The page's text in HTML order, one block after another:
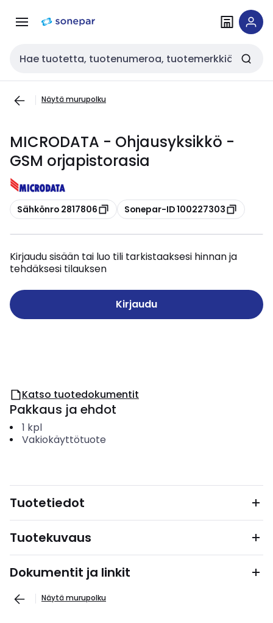
navigointiinsisältöön
Haku
Näytä murupolku
MICRODATA - Ohjausyksikkö -
GSM orjapistorasia
Kopioi
Sähkönro 2817806 Kopioi
Sonepar-ID 100227303
Kirjaudu sisään tai luo tili tarkistaaksesi hinnan ja
tehdäksesi tilauksen
Kirjaudu
Katso tuotedokumentit
Pakkaus ja ehdot
1 kpl
Vakiokäyttötuote
Tuotetiedot
Tuotekuvaus
Dokumentit ja linkit
Näytä murupolku